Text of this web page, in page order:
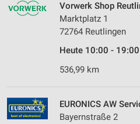
Vorwerk Shop
Marktplatz 1
72764 Reutlingen
Heute 10:00 - 19:00
536,99 km
EURONICS AW
Bayernstraße 2
Erstellung von Profilen zur
von Inhalten
Verwendung von Profilen zur
Messung der Performance von